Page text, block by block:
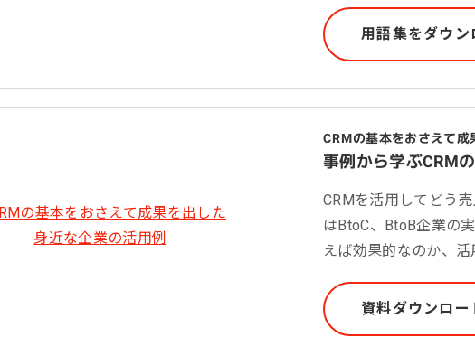
用語集をダウン
CRMの基本をおさえて成
事例から学ぶCRM
CRMを活用してどう
はBtoC、BtoB企業の
えば効果的なのか、活
資料ダウンロー